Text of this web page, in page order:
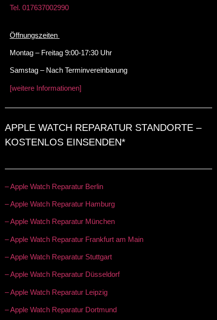
Tel. 017637002990
Öffnungszeiten
Montag – Freitag 9:00-17:30 Uhr
Samstag – Nach Terminvereinbarung
[weitere Informationen]
APPLE WATCH REPARATUR STANDORTE –
KOSTENLOS EINSENDEN*
– Apple Watch Reparatur Berlin
– Apple Watch Reparatur Hamburg
– Apple Watch Reparatur München
– Apple Watch Reparatur Frankfurt am Main
– Apple Watch Reparatur Stuttgart
– Apple Watch Reparatur Düsseldorf
– Apple Watch Reparatur Leipzig
– Apple Watch Reparatur Dortmund